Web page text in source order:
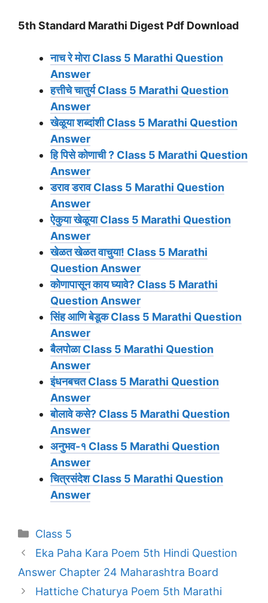
5th Standard Marathi Digest Pdf Download
नाच रे मोरा Class 5 Marathi Question
Answer
हत्तीचे चातुर्य Class 5 Marathi Question
Answer
खेळूया शब्दांशी Class 5 Marathi Question
Answer
हि पिसे कोणाची ? Class 5 Marathi Question
Answer
डराव डराव Class 5 Marathi Question
Answer
ऐकुया खेळूया Class 5 Marathi Question
Answer
खेळत खेळत वाचुया! Class 5 Marathi
Question Answer
कोणापासून काय घ्यावे? Class 5 Marathi
Question Answer
सिंह आणि बेडूक Class 5 Marathi Question
Answer
बैलपोळा Class 5 Marathi Question
Answer
इंधनबचत Class 5 Marathi Question
Answer
बोलावे कसे? Class 5 Marathi Question
Answer
अनुभव-१ Class 5 Marathi Question
Answer
चित्रसंदेश Class 5 Marathi Question
Answer
Categories
Class 5
Eka Paha Kara Poem 5th Hindi Question
Answer Chapter 24 Maharashtra Board
Hattiche Chaturya Poem 5th Marathi